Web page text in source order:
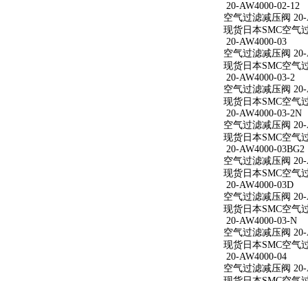
20-AW4000-02-12
空气过滤减压阀 20-
现货日本SMC空气
20-AW4000-03
空气过滤减压阀 20-
现货日本SMC空气
20-AW4000-03-2
空气过滤减压阀 20-
现货日本SMC空气
20-AW4000-03-2N
空气过滤减压阀
现货日本SMC空气
20-AW4000-03BG2
空气过滤减压阀 20-
现货日本SMC空气
20-AW4000-03D
空气过滤减压阀 20-
现货日本SMC空气
20-AW4000-03-N
空气过滤减压阀
现货日本SMC空气
20-AW4000-04
空气过滤减压阀 20-